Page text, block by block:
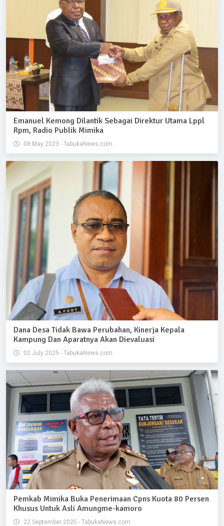
Emanuel Kemong Dilantik Sebagai Direktur Utama Lppl
Rpm, Radio Publik Mimika
08 May 2023 - TabukaNews.com
Dana Desa Tidak Bawa Perubahan, Kinerja Kepala
Kampung Dan Aparatnya Akan Dievaluasi
02 July 2025 - TabukaNews.com
Pemkab Mimika Buka Penerimaan Cpns Kuota 80 Persen
Khusus Untuk Asli Amungme-kamoro
22 September 2025 - TabukaNews.com